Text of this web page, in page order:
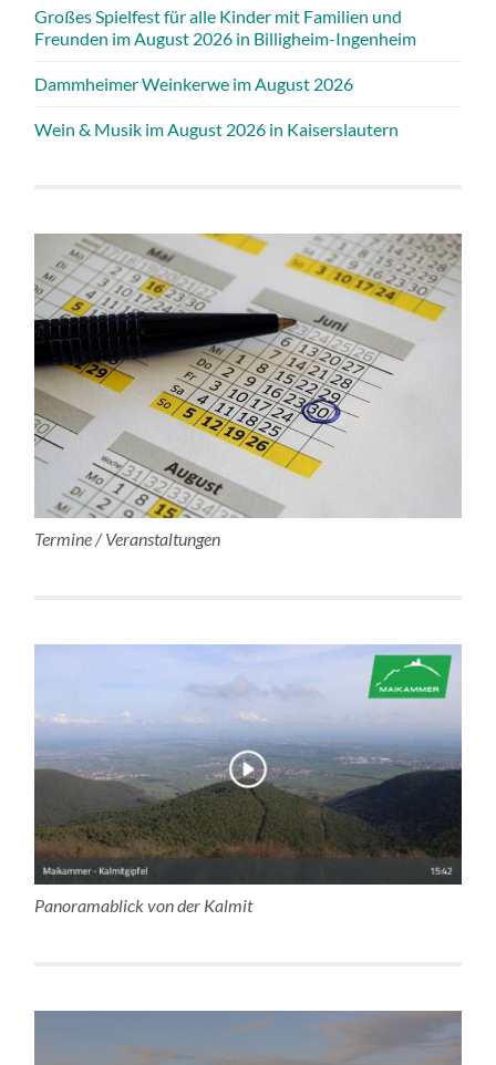
Großes Spielfest für alle Kinder mit Familien und
Freunden im August 2026 in Billigheim-Ingenheim
Dammheimer Weinkerwe im August 2026
Wein & Musik im August 2026 in Kaiserslautern
Termine / Veranstaltungen
Panoramablick von der Kalmit